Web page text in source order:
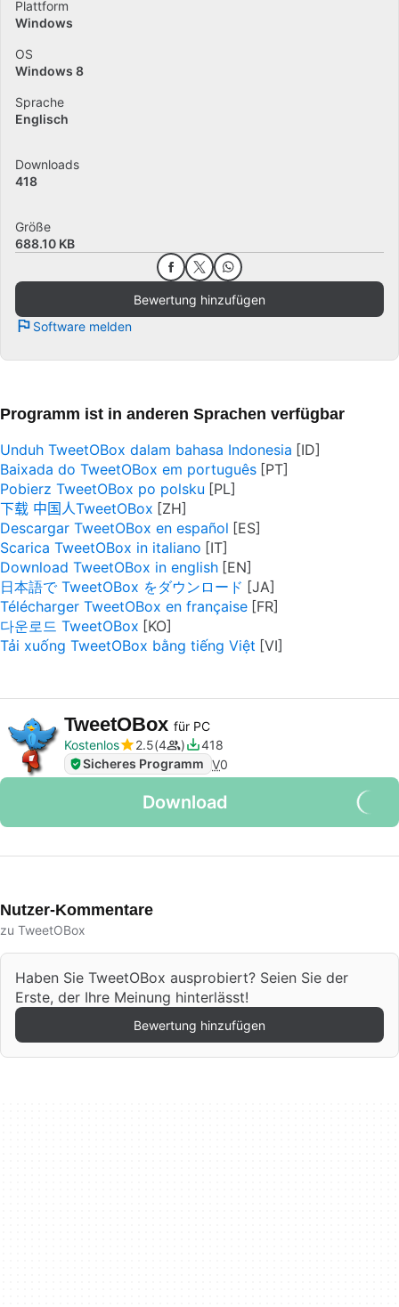
Plattform
Windows
OS
Windows 8
Sprache
Englisch
Downloads
418
Größe
688.10 KB
Bewertung hinzufügen
Software melden
Programm ist in anderen Sprachen verfügbar
Unduh TweetOBox dalam bahasa Indonesia
Baixada do TweetOBox em português
Pobierz TweetOBox po polsku
下载 中国人TweetOBox
Descargar TweetOBox en español
Scarica TweetOBox in italiano
Download TweetOBox in english
日本語で TweetOBox をダウンロード
Télécharger TweetOBox en française
다운로드 TweetOBox
Tải xuống TweetOBox bằng tiếng Việt
TweetOBox für PC
Kostenlos
2.5 4
418
Sicheres Programm V0
Download
Nutzer-Kommentare
zu TweetOBox
Haben Sie TweetOBox ausprobiert? Seien Sie der
Erste, der Ihre Meinung hinterlässt!
Bewertung hinzufügen